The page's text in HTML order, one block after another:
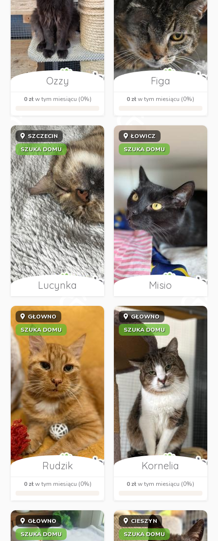
Ozzy
0 złw tym miesiącu (0%)
Figa
0 złw tym miesiącu (0%)
SZCZECIN
SZUKA DOMU
Lucynka
ŁOWICZ
SZUKA DOMU
Misio
GŁOWNO
SZUKA DOMU
Rudzik
0 złw tym miesiącu (0%)
GŁOWNO
SZUKA DOMU
Kornelia
0 złw tym miesiącu (0%)
GŁOWNO
SZUKA DOMU
CIESZYN
SZUKA DOMU